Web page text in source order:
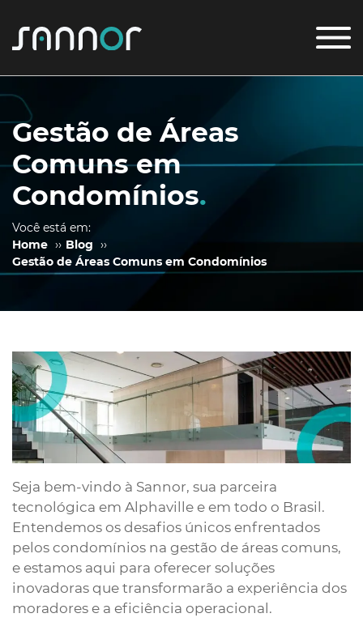
Gestão de Áreas
Comuns em
Condomínios.
Você está em:
Home ›› Blog ››
Gestão de Áreas Comuns em Condomínios
Seja bem-vindo à Sannor, sua parceira
tecnológica em Alphaville e em todo o Brasil.
Entendemos os desafios únicos enfrentados
pelos condomínios na gestão de áreas comuns,
e estamos aqui para oferecer soluções
inovadoras que transformarão a experiência dos
moradores e a eficiência operacional.